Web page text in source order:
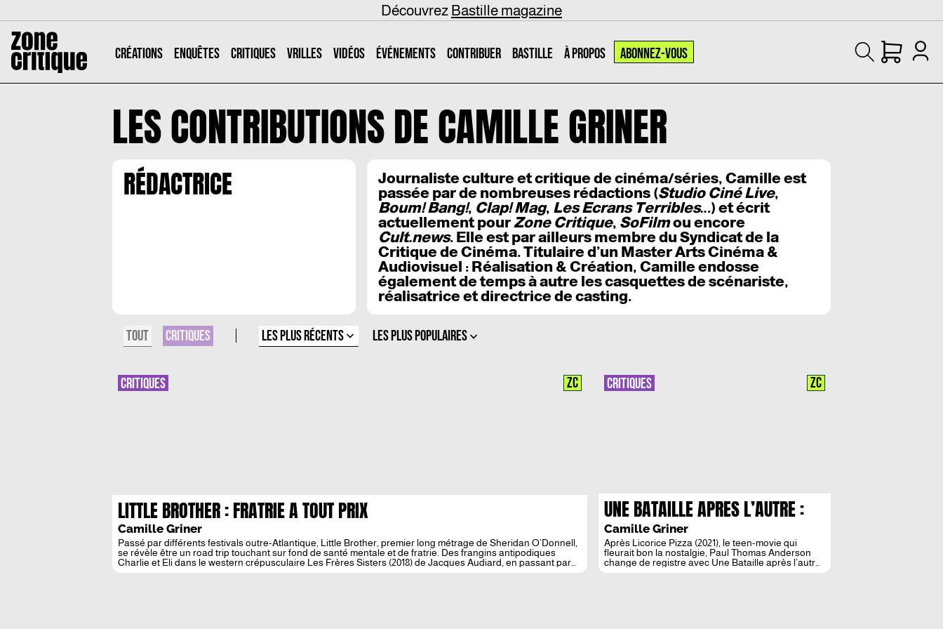
Découvrez Bastille magazine
CRÉATIONS ENQUÊTES CRITIQUES VRILLES VIDÉOS ÉVÉNEMENTS CONTRIBUER BASTILLE À PROPOS ABONNEZ-VOUS
LES CONTRIBUTIONS DECAMILLE GRINER
RÉDACTRICE
Journaliste culture et critique de cinéma/séries, Camille est
passée par de nombreuses rédactions (Studio Ciné Live,
Boum! Bang!, Clap! Mag, Les Ecrans Terribles…) et écrit
actuellement pour Zone Critique, SoFilmou encore
Cult.news. Elle est par ailleurs membre du Syndicat de la
Critique de Cinéma. Titulaire d’un Master Arts Cinéma &
Audiovisuel : Réalisation & Création, Camille endosse
également de temps à autre les casquettes de scénariste,
réalisatrice et directrice de casting.
TOUT CRITIQUES LES PLUS RÉCENTS LES PLUS POPULAIRES
LITTLE BROTHER : FRATRIE A TOUT PRIX
Camille Griner
Passé par différents festivals outre-Atlantique, Little Brother, premier long métrage de Sheridan O’Donnell,
se révèle être un road trip touchant sur fond de santé mentale et de fratrie. Des frangins antipodiques
Charlie et Eli dans le western crépusculaire Les Frères Sisters (2018) de Jacques Audiard, en passant par
CRITIQUES ZC
UNE BATAILLE APRES L’AUTRE :
TOUT EST CHAOS
Camille Griner
Après Licorice Pizza (2021), le teen-movie qui
fleurait bon la nostalgie, Paul Thomas Anderson
change de registre avec Une Bataille après l’autre,
CRITIQUES ZC